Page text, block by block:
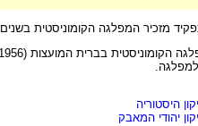
הקומוניסטית בשנים 1953- 1964 ובתפקיד נשיא בשנים 1964-1958.
היסטוריה
יהודי המאבק